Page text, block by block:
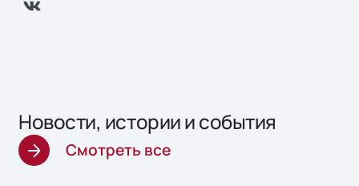
Новости, истории и события
Смотреть все